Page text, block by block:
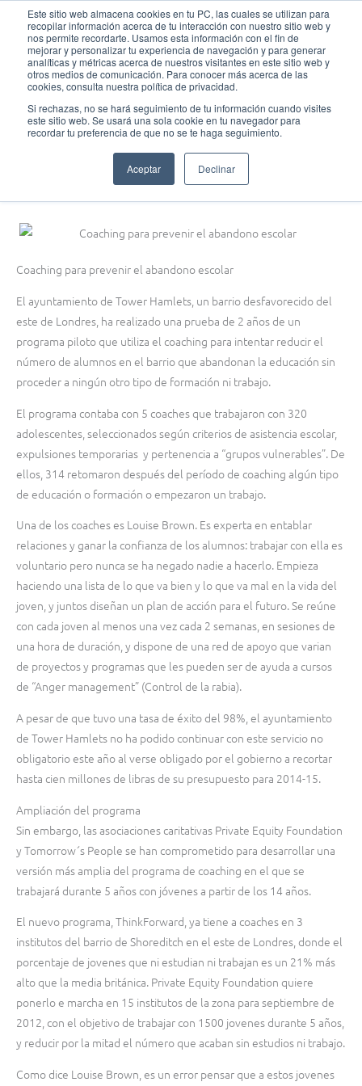
Este sitio web almacena cookies en tu PC, las cuales se utilizan para
recopilar información acerca de tu interacción con nuestro sitio web y
nos permite recordarte. Usamos esta información con el fin de
mejorar y personalizar tu experiencia de navegación y para generar
analíticas y métricas acerca de nuestros visitantes en este sitio web y
otros medios de comunicación. Para conocer más acerca de las
cookies, consulta nuestra política de privacidad.
Si rechazas, no se hará seguimiento de tu información cuando visites
este sitio web. Se usará una sola cookie en tu navegador para
recordar tu preferencia de que no se te haga seguimiento.
Aceptar Declinar
contenido
Fundación Actívate
Hemeroteca de debate
Coaching para prevenir el abandono escolar
El ayuntamiento de Tower Hamlets, un barrio desfavorecido del
este de Londres, ha realizado una prueba de 2 años de un
programa piloto que utiliza el coaching para intentar reducir el
número de alumnos en el barrio que abandonan la educación sin
proceder a ningún otro tipo de formación ni trabajo.
El programa contaba con 5 coaches que trabajaron con 320
adolescentes, seleccionados según criterios de asistencia escolar,
expulsiones temporarias y pertenencia a “grupos vulnerables”. De
ellos, 314 retomaron después del período de coaching algún tipo
de educación o formación o empezaron un trabajo.
Una de los coaches es Louise Brown. Es experta en entablar
relaciones y ganar la confianza de los alumnos: trabajar con ella es
voluntario pero nunca se ha negado nadie a hacerlo. Empieza
haciendo una lista de lo que va bien y lo que va mal en la vida del
joven, y juntos diseñan un plan de acción para el futuro. Se reúne
con cada joven al menos una vez cada 2 semanas, en sesiones de
una hora de duración, y dispone de una red de apoyo que varian
de proyectos y programas que les pueden ser de ayuda a cursos
de “Anger management” (Control de la rabia).
A pesar de que tuvo una tasa de éxito del 98%, el ayuntamiento
de Tower Hamlets no ha podido continuar con este servicio no
obligatorio este año al verse obligado por el gobierno a recortar
hasta cien millones de libras de su presupuesto para 2014-15.
Ampliación del programa
Sin embargo, las asociaciones caritativas Private Equity Foundation
y Tomorrow´s People se han comprometido para desarrollar una
versión más amplia del programa de coaching en el que se
trabajará durante 5 años con jóvenes a partir de los 14 años.
El nuevo programa, ThinkForward, ya tiene a coaches en 3
institutos del barrio de Shoreditch en el este de Londres, donde el
porcentaje de jovenes que ni estudian ni trabajan es un 21% más
alto que la media británica. Private Equity Foundation quiere
ponerlo e marcha en 15 institutos de la zona para septiembre de
2012, con el objetivo de trabajar con 1500 jovenes durante 5 años,
y reducir por la mitad el número que acaban sin estudios ni trabajo.
Como dice Louise Brown, es un error pensar que a estos jovenes